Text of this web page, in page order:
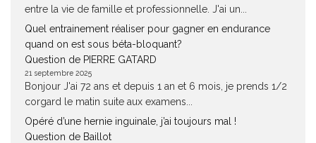
entre la vie de famille et professionnelle. J'ai un...
Quel entrainement réaliser pour gagner en endurance
quand on est sous béta-bloquant?
Question de PIERRE GATARD
21 septembre 2025
Bonjour J'ai 72 ans et depuis 1 an et 6 mois, je prends 1/2
corgard le matin suite aux examens...
Opéré d’une hernie inguinale, j’ai toujours mal !
Question de Baillot